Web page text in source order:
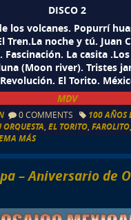
DISCO 2
los volcanes. Popurrí
Tren.La noche y tú. Juan
La casita
(Moon river). Tristes
El Torito.
MDV
0 COMMENTS
100 AÑOS
ORQUESTA,EL TORITO,FAROLITO
MÁS
– Aniversario de